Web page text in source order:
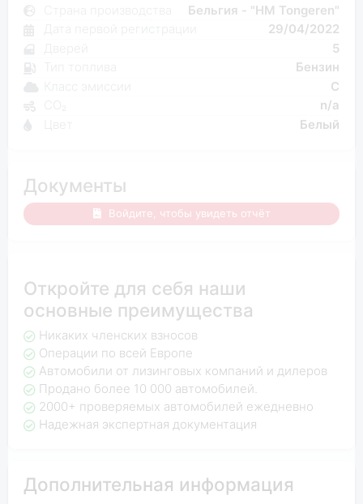
Бельгия - "HM Tongeren"
29/04/2022
5
Бензин
C
n/a
Белый
Документы
Войдите, чтобы увидеть отчёт
Откройте для себя наши
основные преимущества
Никаких членских взносов
Операции по всей Европе
Автомобили от лизинговых компаний и дилеров
Продано более 10 000 автомобилей.
2000+ проверяемых автомобилей ежедневно
Надежная экспертная документация
Дополнительная информация